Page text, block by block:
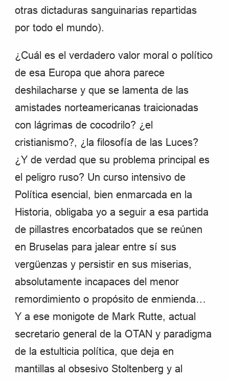
otras dictaduras sanguinarias repartidas
por todo el mundo).
¿Cuál es el verdadero valor moral o político
de esa Europa que ahora parece
deshilacharse y que se lamenta de las
amistades norteamericanas traicionadas
con lágrimas de cocodrilo? ¿el
cristianismo?, ¿la filosofía de las Luces?
¿Y de verdad que su problema principal es
el peligro ruso? Un curso intensivo de
Política esencial, bien enmarcada en la
Historia, obligaba yo a seguir a esa partida
de pillastres encorbatados que se reúnen
en Bruselas para jalear entre sí sus
vergüenzas y persistir en sus miserias,
absolutamente incapaces del menor
remordimiento o propósito de enmienda…
Y a ese monigote de Mark Rutte, actual
secretario general de la OTAN y paradigma
de la estulticia política, que deja en
mantillas al obsesivo Stoltenberg y al